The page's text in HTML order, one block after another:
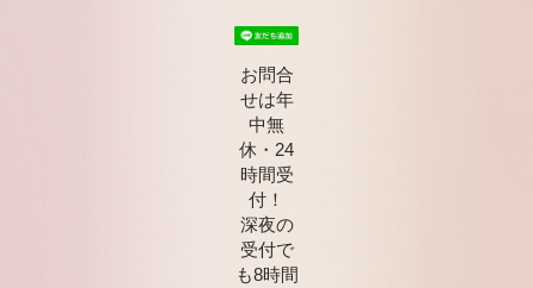
お問合
せは年
中無
休・24
時間受
付！
深夜の
受付で
も8時間